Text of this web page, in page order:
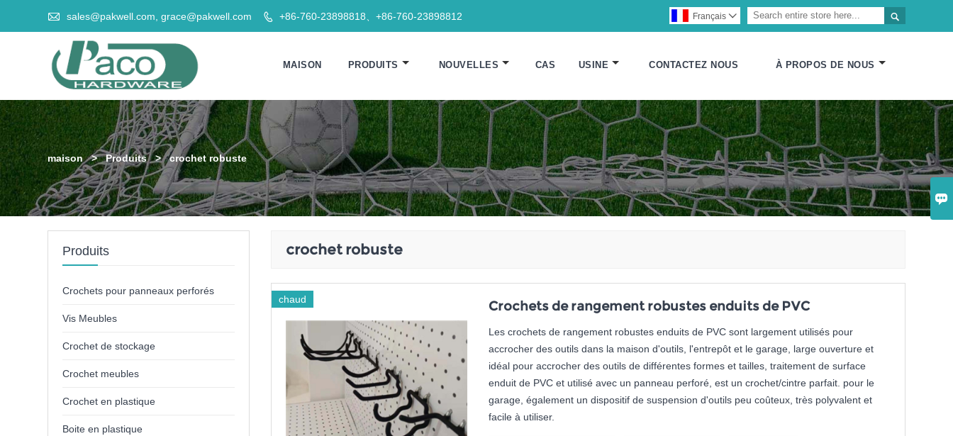

 sales@pakwell.com, grace@pakwell.com  +86-760-23898818、+86-760-23898812 
Français 
MAISON PRODUITS NOUVELLES CAS USINE CONTACTEZ NOUS À PROPOS DE NOUS
maison > Produits > crochet robuste
crochet robuste
chaud Crochets de rangement robustes enduits de PVC
Les crochets de rangement robustes enduits de PVC sont largement utilisés pour
accrocher des outils dans la maison d'outils, l'entrepôt et le garage, large ouverture et
idéal pour accrocher des outils de différentes formes et tailles, traitement de surface
enduit de PVC et utilisé avec un panneau perforé, est un crochet/cintre parfait. pour le
garage, également un dispositif de suspension d'outils peu coûteux, très polyvalent et
facile à utiliser.
Produits
Crochets pour panneaux perforés
Vis Meubles
Crochet de stockage
Crochet meubles
Crochet en plastique
Boite en plastique